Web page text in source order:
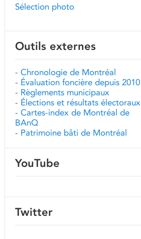
Sélection photo
Outils externes
- Chronologie de Montréal
- Évaluation foncière depuis 2010
- Règlements municipaux
- Élections et résultats électoraux
- Cartes-index de Montréal de
BAnQ
- Patrimoine bâti de Montréal
YouTube
Twitter